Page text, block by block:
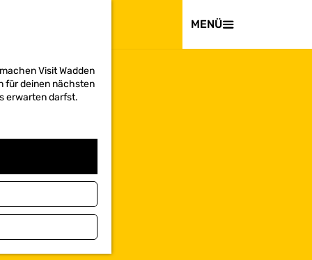
Visit Wadden
für deinen nächsten
erwarten darfst.
MENÜ